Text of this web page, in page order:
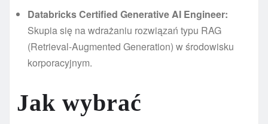
Databricks Certified Generative AI Engineer:
Skupia się na wdrażaniu rozwiązań typu RAG
(Retrieval-Augmented Generation) w środowisku
korporacyjnym.
Jak wybrać